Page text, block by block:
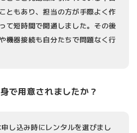
ともあり、担当の方が手際よく作
て短時間で開通しました。その後
機器接続も自分たちで問題なく行
で用意されましたか？
し込み時にレンタルを選びまし